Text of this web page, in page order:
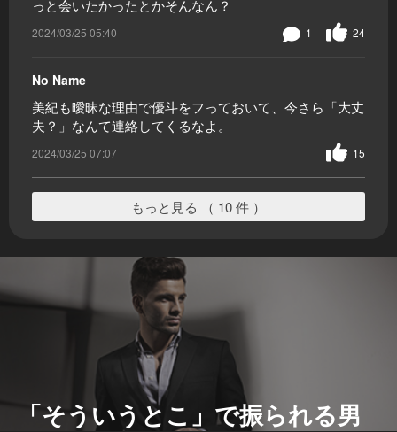
っと会いたかったとかそんなん？
2024/03/25 05:40 24
1
No Name
美紀も曖昧な理由で優斗をフっておいて、今さら「大丈
夫？」なんて連絡してくるなよ。
2024/03/25 07:07 15
もっと見る （ 10 件 ）
「そういうとこ」で振られる男